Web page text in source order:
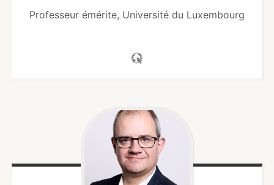
Professeur émérite, Université du Luxembourg